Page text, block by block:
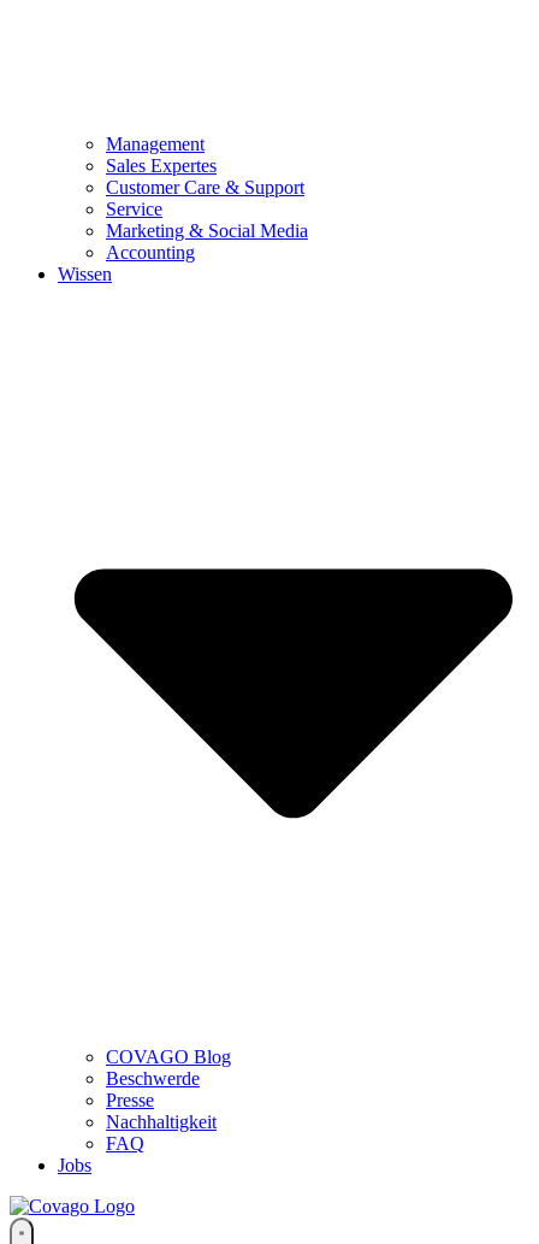
Management
Sales Expertes
Customer Care & Support
Service
Marketing & Social Media
Accounting
Wissen
COVAGO Blog
Beschwerde
Presse
Nachhaltigkeit
FAQ
Jobs